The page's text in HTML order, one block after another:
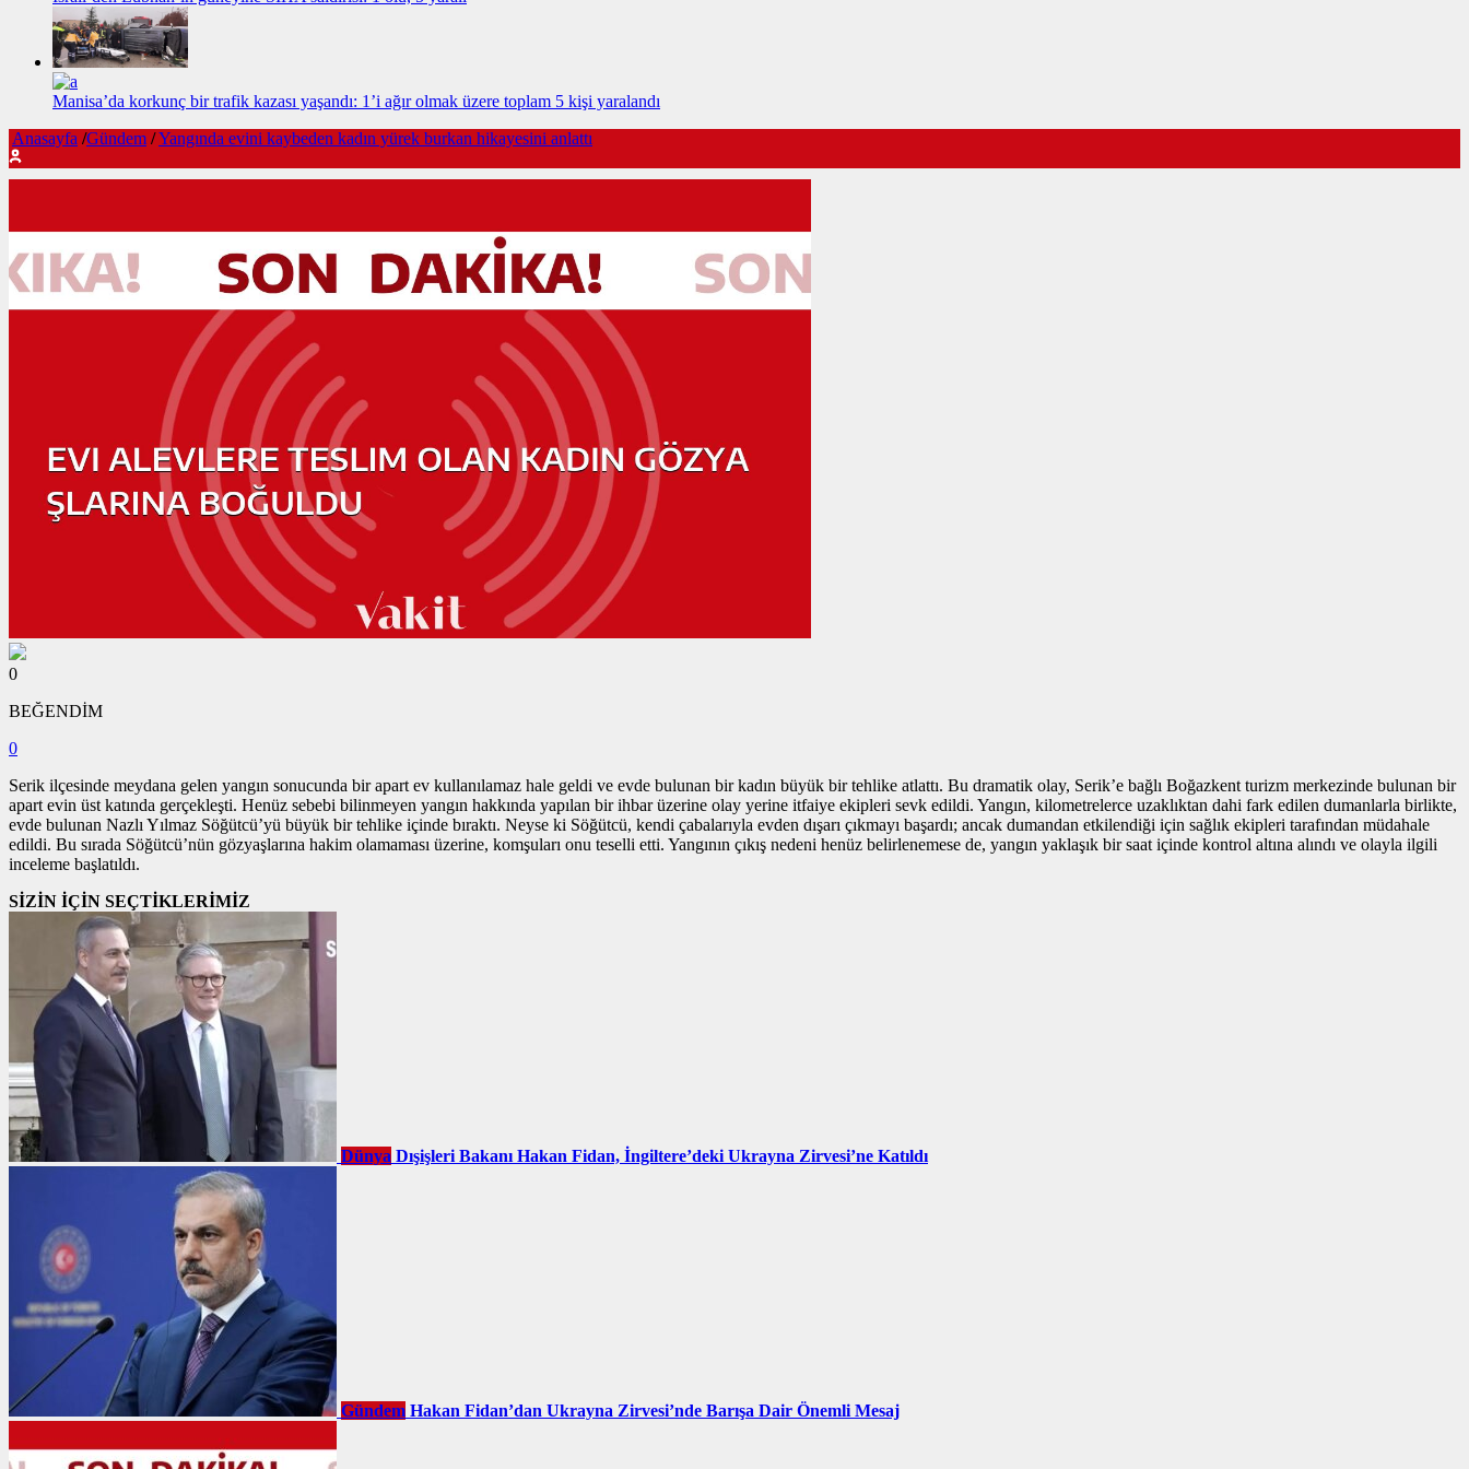
Manisa’da korkunç bir trafik kazası yaşandı: 1’i ağır olmak üzere toplam 5 kişi yaralandı
Anasayfa /Gündem /Yangında evini kaybeden kadın yürek burkan hikayesini anlattı
0
BEĞENDİM
0
Serik ilçesinde meydana gelen yangın sonucunda bir apart ev kullanılamaz hale geldi ve evde bulunan bir kadın büyük bir tehlike atlattı. Bu dramatik olay, Serik’e bağlı Boğazkent turizm merkezinde bulunan bir
apart evin üst katında gerçekleşti. Henüz sebebi bilinmeyen yangın hakkında yapılan bir ihbar üzerine olay yerine itfaiye ekipleri sevk edildi. Yangın, kilometrelerce uzaklıktan dahi fark edilen dumanlarla birlikte,
evde bulunan Nazlı Yılmaz Söğütcü’yü büyük bir tehlike içinde bıraktı. Neyse ki Söğütcü, kendi çabalarıyla evden dışarı çıkmayı başardı; ancak dumandan etkilendiği için sağlık ekipleri tarafından müdahale
edildi. Bu sırada Söğütcü’nün gözyaşlarına hakim olamaması üzerine, komşuları onu teselli etti. Yangının çıkış nedeni henüz belirlenemese de, yangın yaklaşık bir saat içinde kontrol altına alındı ve olayla ilgili
inceleme başlatıldı.
SİZİN İÇİN SEÇTİKLERİMİZ
Dünya Dışişleri Bakanı Hakan Fidan, İngiltere’deki Ukrayna Zirvesi’ne Katıldı
Gündem Hakan Fidan’dan Ukrayna Zirvesi’nde Barışa Dair Önemli Mesaj